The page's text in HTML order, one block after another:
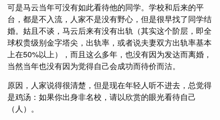
可是马云当年可没有如此看待他的同学。学校和后来的平
台，都是不入流，人家不是没有野心，但是很早找了同学结
婚。姑且不谈，马云后来有没有出轨（其实这个阶层，即全
球权贵级别金字塔尖，出轨率，或者说夫妻双方出轨率基本
上在50%以上），而且这么多年，也没有因为发达而离婚，
当然当年也没有因为觉得自己会成功而待价而沽。
原因，人家说得很清楚，但是现在年轻人听不进去，总觉得
是鸡汤：如果你出身非名校，请以欣赏的眼光看待自己
（人）。